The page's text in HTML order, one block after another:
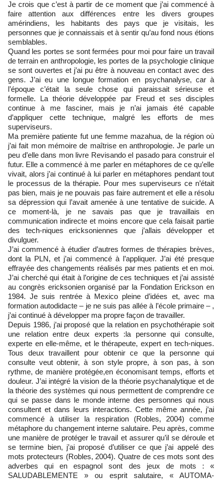
Je crois que c’est à partir de ce moment que j’ai commencé à
faire attention aux différences entre les divers groupes
amérindiens, les habitants des pays que je visitais, les
personnes que je connaissais et à sentir qu’au fond nous étions
semblables.
Quand les portes se sont fermées pour moi pour faire un travail
de terrain en anthropologie, les portes de la psychologie clinique
se sont ouvertes et j’ai pu être à nouveau en contact avec des
gens. J’ai eu une longue formation en psychanalyse, car à
l’époque c’était la seule chose qui paraissait sérieuse et
formelle. La théorie développée par Freud et ses disciples
continue à me fasciner, mais je n’ai jamais été capable
d’appliquer cette technique, malgré les efforts de mes
superviseurs.
Ma première patiente fut une femme mazahua, de la région où
j’ai fait mon mémoire de maîtrise en anthropologie. Je parle un
peu d’elle dans mon livre Revisando el pasado para construir el
futur. Elle a commencé à me parler en métaphores de ce qu’elle
vivait, alors j’ai continué à lui parler en métaphores pendant tout
le processus de la thérapie. Pour mes superviseurs ce n’était
pas bien, mais je ne pouvais pas faire autrement et elle a résolu
sa dépression qui l’avait amenée à une tentative de suicide. A
ce moment-là, je ne savais pas que je travaillais en
communication indirecte et moins encore que cela faisait partie
des tech-niques ericksoniennes que j’allais développer et
divulguer.
J’ai commencé à étudier d’autres formes de thérapies brèves,
dont la PLN, et j’ai commencé à l’appliquer. J’ai été presque
effrayée des changements réalisés par mes patients et en moi.
J’ai cherché qui était à l’origine de ces techniques et j’ai assisté
au congrès ericksonien organisé par la Fondation Erickson en
1984. Je suis rentrée à Mexico pleine d’idées et, avec ma
formation autodidacte – je ne suis pas allée à l’école primaire – ,
j’ai continué à développer ma propre façon de travailler.
Depuis 1986, j’ai proposé que la relation en psychothérapie soit
une relation entre deux experts :la personne qui consulte,
experte en elle-même, et le thérapeute, expert en tech-niques.
Tous deux travaillent pour obtenir ce que la personne qui
consulte veut obtenir, à son style propre, à son pas, à son
rythme, de manière protégée,en économisant temps, efforts et
douleur. J’ai intégré la vision de la théorie psychanalytique et de
la théorie des systèmes qui nous permettent de comprendre ce
qui se passe dans le monde interne des personnes qui nous
consultent et dans leurs interactions. Cette même année, j’ai
commencé à utiliser la respiration (Robles, 2004) comme
métaphore du changement interne salutaire. Peu après, comme
une manière de protéger le travail et assurer qu’il se déroule et
se termine bien, j’ai proposé d’utiliser ce que j’ai appelé des
mots protecteurs (Robles, 2004). Quatre de ces mots sont des
adverbes qui en espagnol sont des jeux de mots : «
SALUDABLEMENTE » ou esprit salutaire, « AUTOMA-